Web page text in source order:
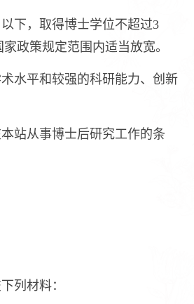
，取得博士学位不超过3
政策规定范围内适当放宽。
平和较强的科研能力、创新
从事博士后研究工作的条
列材料：